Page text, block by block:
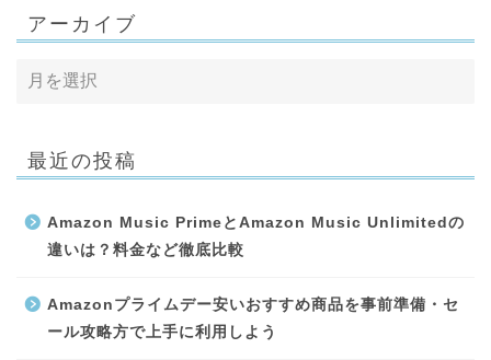
アーカイブ
最近の投稿
Amazon Music PrimeとAmazon Music Unlimitedの
違いは？料金など徹底比較
Amazonプライムデー安いおすすめ商品を事前準備・セ
ール攻略方で上手に利用しよう